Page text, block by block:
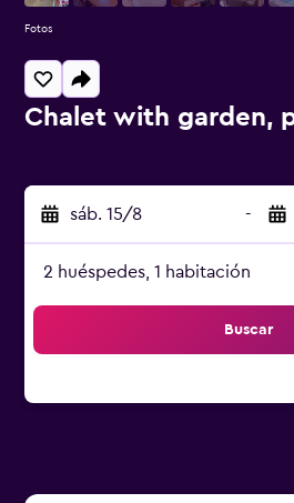
Chalet with garden,
sáb. 15/8 -
2 huéspedes, 1 habitación
Buscar
Fotos